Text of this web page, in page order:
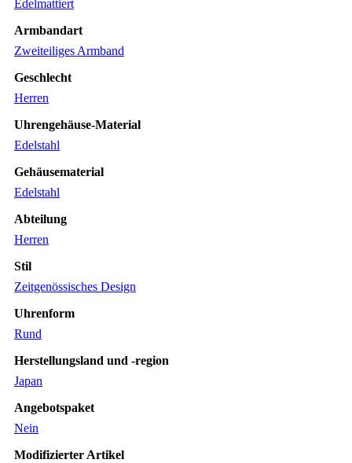
Edelmattiert
Armbandart
Zweiteiliges Armband
Geschlecht
Herren
Uhrengehäuse-Material
Edelstahl
Gehäusematerial
Edelstahl
Abteilung
Herren
Stil
Zeitgenössisches Design
Uhrenform
Rund
Herstellungsland und -region
Japan
Angebotspaket
Nein
Modifizierter Artikel